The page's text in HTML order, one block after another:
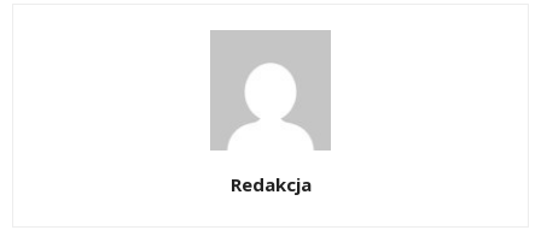
Redakcja